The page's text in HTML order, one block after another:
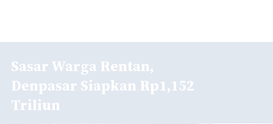
Sasar Warga Rentan,
Denpasar Siapkan Rp1,152
Triliun